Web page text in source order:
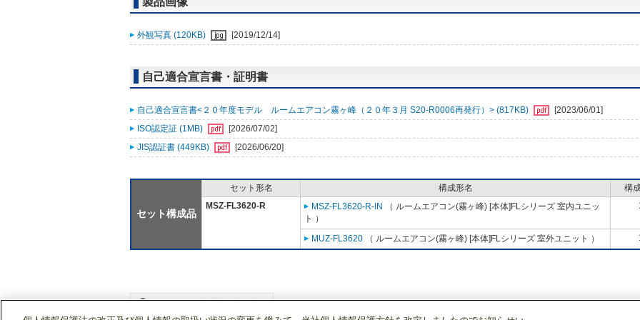
外観写真 (120KB) [2019/12/14]
自己適合宣言書・証明書
自己適合宣言書<２０年度モデル ルームエアコン霧ヶ峰（２０年３月 S20-R0006再発行）> (817KB)
[2023/06/01]
ISO認定証 (1MB)
[2026/07/02]
JIS認証書 (449KB)
[2026/06/20]
セット構成品
セット形名 構成形名
構
MSZ-FL3620-R
MSZ-FL3620-R-IN
（ ルームエアコン(霧ヶ峰) [本体]FLシリーズ 室内ユニッ
ト ）
MUZ-FL3620 （ ルームエアコン(霧ヶ峰) [本体]FLシリーズ 室外ユニット ）